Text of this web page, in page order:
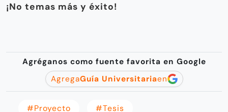
¡No temas más y éxito!
Agréganos como fuente favorita en Google
AgregaGuía Universitariaen
#proyecto #tesis